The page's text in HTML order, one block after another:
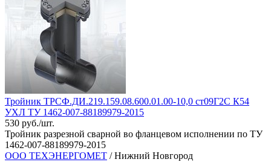
Тройник ТРСФ.ДИ.219.159.08.600.01.00-10,0 ст09Г2С К54
УХЛ ТУ 1462-007-88189979-2015
530 руб./шт.
Тройник разрезной сварной во фланцевом исполнении по ТУ
1462-007-88189979-2015
ООО ТЕХЭНЕРГОМЕТ / Нижний Новгород